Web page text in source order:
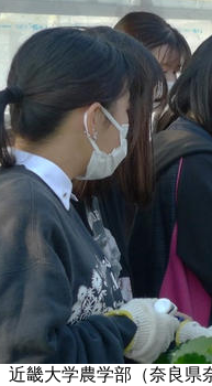
近畿大学農学部（奈良県